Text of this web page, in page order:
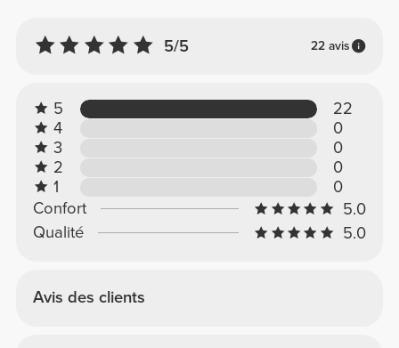
5/5 22 avis
5
22
4
0
3
0
2
0
1
0
Confort
5.0
Qualité
5.0
Avis des clients